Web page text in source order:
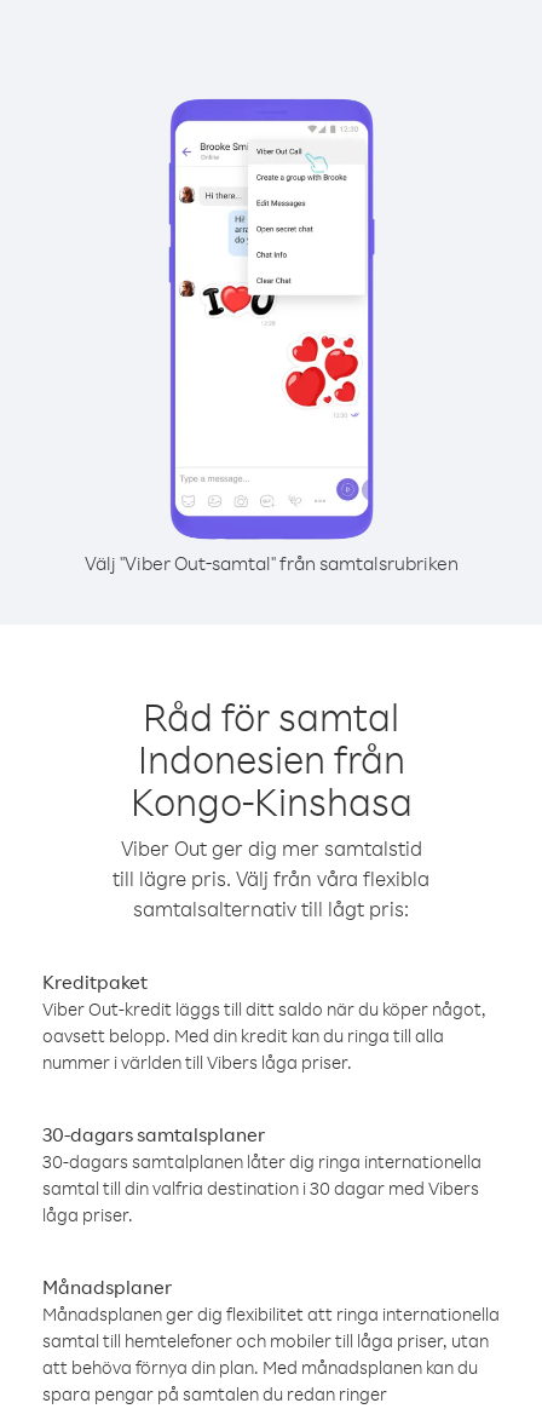
Välj "Viber Out-samtal" från samtalsrubriken
Råd för samtal
Indonesien från
Kongo-Kinshasa
Viber Out ger dig mer samtalstid
till lägre pris. Välj från våra flexibla
samtalsalternativ till lågt pris:
Kreditpaket
Viber Out-kredit läggs till ditt saldo när du köper något,
oavsett belopp. Med din kredit kan du ringa till alla
nummer i världen till Vibers låga priser.
30-dagars samtalsplaner
30-dagars samtalplanen låter dig ringa internationella
samtal till din valfria destination i 30 dagar med Vibers
låga priser.
Månadsplaner
Månadsplanen ger dig flexibilitet att ringa internationella
samtal till hemtelefoner och mobiler till låga priser, utan
att behöva förnya din plan. Med månadsplanen kan du
spara pengar på samtalen du redan ringer